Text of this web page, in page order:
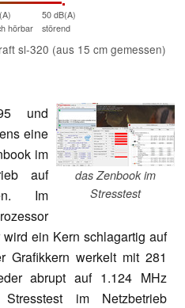
hörbar
50 dB(A)
störend
sl-320 (aus 15 cm gemessen)
das Zenbook im
Stresstest
und
eine
im
auf
Im
ein Kern schlagartig auf
Grafikkern werkelt mit 281
abrupt auf 1.124 MHz
im Netzbetrieb